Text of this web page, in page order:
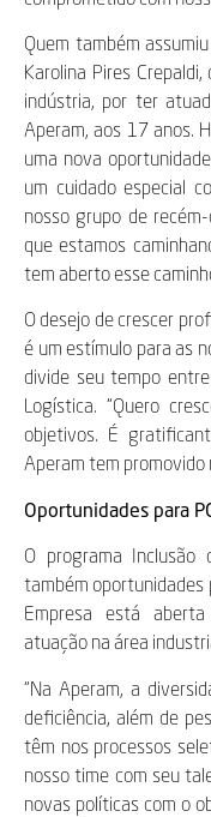
Quem também
Karolina Pires
indústria, por ter
Aperam, aos 17 anos.
uma nova
um cuidado especial
nosso grupo de
que estamos
tem aberto esse
O desejo de crescer
é um estímulo para as
divide seu tempo
Logística. “Quero
objetivos. É
Aperam tem promovido
Oportunidades para
O programa Inclusão
também oportunidades
Empresa está
atuação na área
“Na Aperam, a
deficiência, além de
têm nos processos
nosso time com seu
novas políticas com o